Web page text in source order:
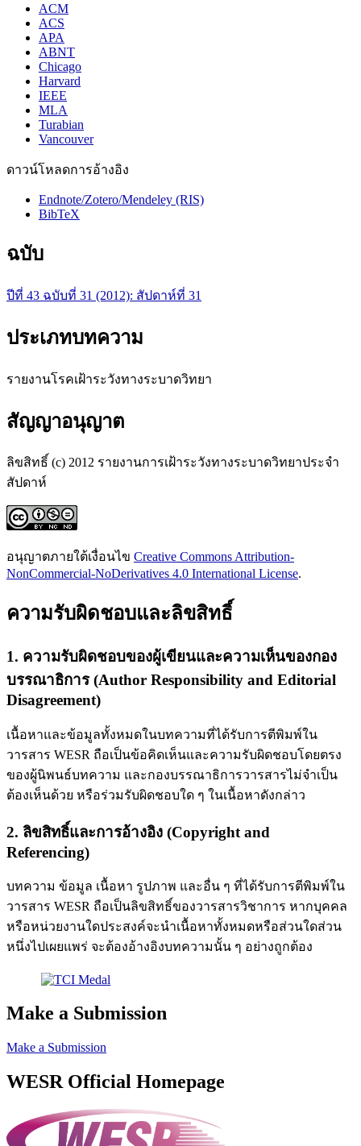
ACM
ACS
APA
ABNT
Chicago
Harvard
IEEE
MLA
Turabian
Vancouver
ดาวน์โหลดการอ้างอิง
Endnote/Zotero/Mendeley (RIS)
BibTeX
ฉบับ
ปีที่ 43 ฉบับที่ 31 (2012): สัปดาห์ที่ 31
ประเภทบทความ
รายงานโรคเฝ้าระวังทางระบาดวิทยา
สัญญาอนุญาต
ลิขสิทธิ์ (c) 2012 รายงานการเฝ้าระวังทางระบาดวิทยาประจำ
สัปดาห์
อนุญาตภายใต้เงื่อนไข Creative Commons Attribution-
NonCommercial-NoDerivatives 4.0 International License.
ความรับผิดชอบและลิขสิทธิ์
1. ความรับผิดชอบของผู้เขียนและความเห็นของกอง
บรรณาธิการ (Author Responsibility and Editorial
Disagreement)
เนื้อหาและข้อมูลทั้งหมดในบทความที่ได้รับการตีพิมพ์ใน
วารสาร WESR ถือเป็นข้อคิดเห็นและความรับผิดชอบโดยตรง
ของผู้นิพนธ์บทความ และกองบรรณาธิการวารสารไม่จำเป็น
ต้องเห็นด้วย หรือร่วมรับผิดชอบใด ๆ ในเนื้อหาดังกล่าว
2. ลิขสิทธิ์และการอ้างอิง (Copyright and
Referencing)
บทความ ข้อมูล เนื้อหา รูปภาพ และอื่น ๆ ที่ได้รับการตีพิมพ์ใน
วารสาร WESR ถือเป็นลิขสิทธิ์ของวารสารวิชาการ หากบุคคล
หรือหน่วยงานใดประสงค์จะนำเนื้อหาทั้งหมดหรือส่วนใดส่วน
หนึ่งไปเผยแพร่ จะต้องอ้างอิงบทความนั้น ๆ อย่างถูกต้อง
Make a Submission
Make a Submission
WESR Official Homepage